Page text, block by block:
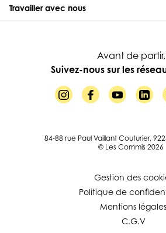
Travailler avec nous
Avant de partir,
Suivez-nous sur les
84-88 rue Paul Vaillant Couturier,
© Les Commis 2026
Gestion des
Politique de
Mentions légales
C.G.V